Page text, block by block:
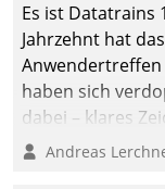
Es ist Datatrains
Jahrzehnt hat
haben sich
dabei – klares
Fokussierung auf
Andreas